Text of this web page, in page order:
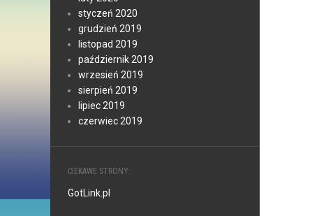
styczeń 2020
grudzień 2019
listopad 2019
październik 2019
wrzesień 2019
sierpień 2019
lipiec 2019
czerwiec 2019
CIEKAWE STRONY:
GotLink.pl